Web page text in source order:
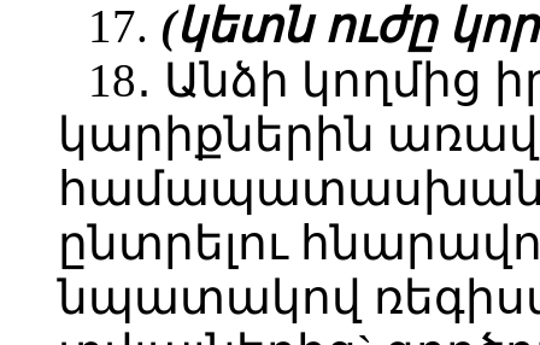
17. (կետն ուժը
18․ Անձի կողմից
կարիքներին
ընտրելու
նպատակով